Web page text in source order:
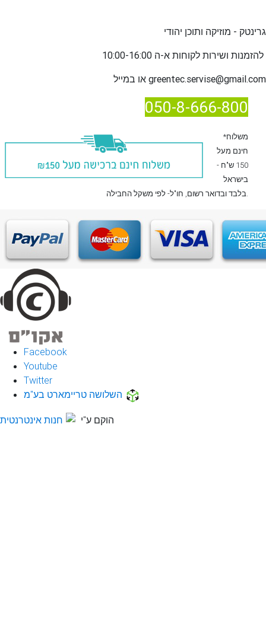
גרינטק - מוזיקה ותוכן יהודי
להזמנות ו
greentec.servise@gmail.com
050-8-666-800
*משלוח
חינם מעל
150 ש"ח -
בישראל
בלבדובדואר רשום , חו"ל- לפי משקל החבילה.
Facebook
Youtube
Twitter
השלושה טריימארט בע"מ
הוקם ע"י חנות אינטרנטית